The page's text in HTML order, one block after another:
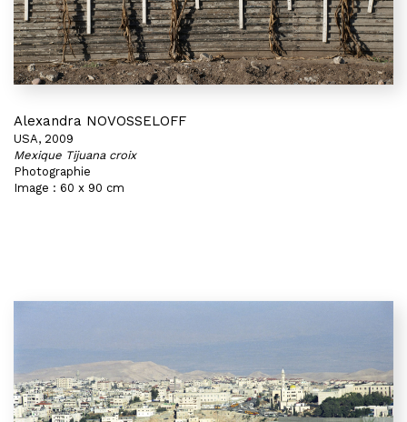
Alexandra NOVOSSELOFF
USA, 2009
Mexique Tijuana croix
Photographie
Image : 60 x 90 cm